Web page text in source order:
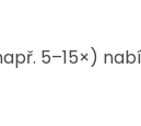
5–15×)